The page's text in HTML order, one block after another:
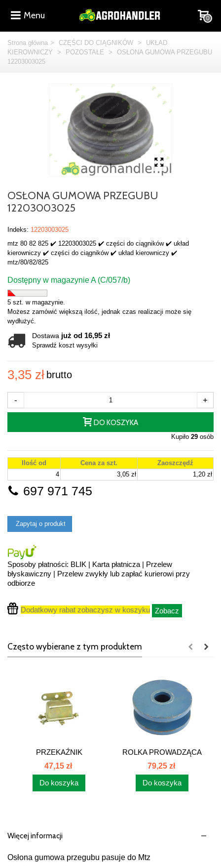
Menu 0
Strona główna > CZĘŚCI DO CIĄGNIKÓW >
UKŁAD
KIEROWNICZY
> POZOSTAŁE >
OSŁONA GUMOWA PRZEGUBU
12203003025
OSŁONA GUMOWA PRZEGUBU
12203003025
Indeks: 12203003025
mtz 80 82 825 ✔️ 12203003025 ✔️ części do ciągników ✔️ układ
kierowniczy ✔️ części do ciągników ✔️ układ kierowniczy ✔️
mtz/80/82/825
Dostępny w magazynie A (C/057/b)
5 szt. w magazynie.
Możesz zamówić większą ilość, jednak czas realizacji może się
wydłużyć.
Dostawa już od 16,95 zł
Sprawdź koszt wysyłki
3,35 zł brutto
- +
DO KOSZYKA
Kupiło 29 osób
Ilość od Cena za szt.
Zaoszczędź
4
3,05 zł 1,20 zł
697 971 745
Zapytaj o produkt
Sposoby płatności: BLIK | Karta płatnicza | Przelew
błyskawiczny | Przelew zwykły lub zapłać kurierowi przy
odbiorze
Dodatkowy rabat zobaczysz w koszyku Zobacz
Często wybierane z tym produktem
PRZEKAŹNIK
ROZRUSZNIKA...
47,15 zł
Do koszyka
ROLKA PROWADZĄCA
NOWY TYP...
79,25 zł
Do koszyka
Więcej informacji
Osłona gumowa przegubu pasuje do Mtz